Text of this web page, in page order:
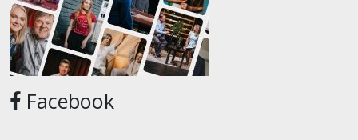
Facebook